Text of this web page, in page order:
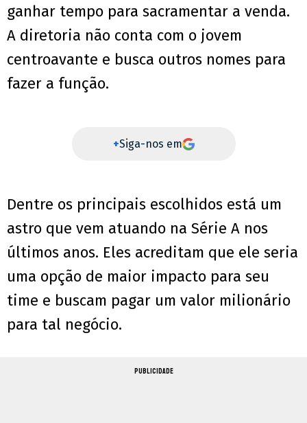
ganhar tempo para sacramentar a venda.
A diretoria não conta com o jovem
centroavante e busca outros nomes para
fazer a função.
+Siga-nos em
Dentre os principais escolhidos está um
astro que vem atuando na Série A nos
últimos anos. Eles acreditam que ele seria
uma opção de maior impacto para seu
time e buscam pagar um valor milionário
para tal negócio.
PUBLICIDADE